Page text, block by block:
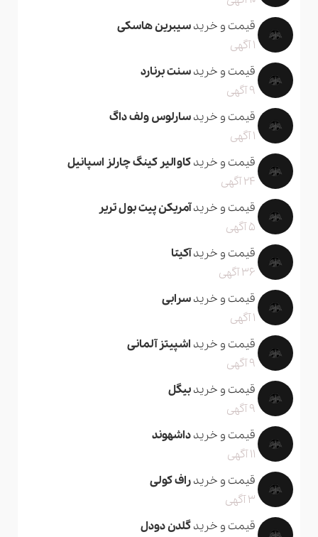
قیمت و خریدسیبرین هاسکی
1 آگهی
قیمت و خریدسنت برنارد
9 آگهی
قیمت و خریدسارلوس ولف داگ
1 آگهی
قیمت و خریدکاوالیر کینگ چارلز اسپانیل
24 آگهی
قیمت و خریدآمریکن پیت بول تریر
5 آگهی
قیمت و خریدآکیتا
36 آگهی
قیمت و خریدسرابی
1 آگهی
قیمت و خرید اشپیتز آلمانی
9 آگهی
قیمت و خریدبیگل
9 آگهی
قیمت و خریدداشهوند
11 آگهی
قیمت و خریدراف کولی
3 آگهی
قیمت و خریدگلدن دودل